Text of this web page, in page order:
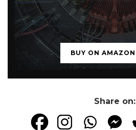
...
BUY ON AMAZON
Share on: